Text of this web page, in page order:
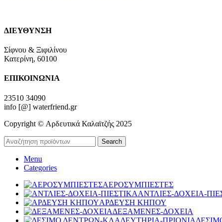
ΔΙΕΥΘΥΝΣΗ
Σίφνου & Ξιφιλίνου
Κατερίνη, 60100
ΕΠΙΚΟΙΝΩΝΙΑ
23510 34090
info [@] waterfriend.gr
Copyright © Αρδευτικά Καλαϊτζής 2025
Search
Menu
Categories
ΑΕΡΟΣΥΜΠΙΕΣΤΕΣ
ΑΝΤΛΙΕΣ-ΔΟΧΕΙΑ-
ΑΡΔΕΥΣΗ ΚΗΠΟΥ
ΔΕΞΑΜΕΝΕΣ-ΔΟΧΕΙΑ